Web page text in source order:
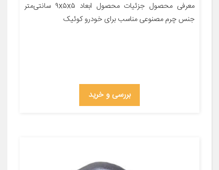
معرفی محصول جزئیات محصول ابعاد ۹x۵x۵ سانتی‌متر
جنس چرم مصنوعی مناسب برای خودرو کوئیک
بررسی و خرید